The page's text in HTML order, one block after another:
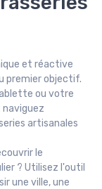
et réactive
premier objectif.
ou votre
artisanales
le
? Utilisez l'outil
une ville, une